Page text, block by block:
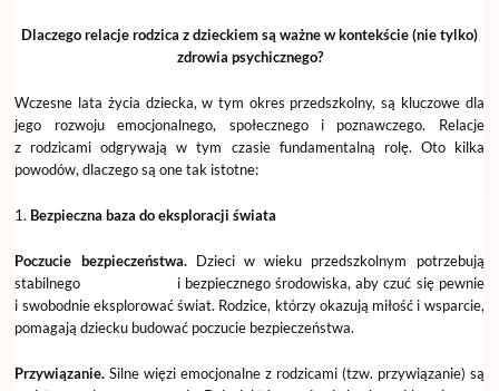
Dlaczego relacje rodzica z dzieckiem są ważne w kontekście (nie tylko)
zdrowia psychicznego?
Wczesne lata życia dziecka, w tym okres przedszkolny, są kluczowe dla
jego rozwoju emocjonalnego, społecznego i poznawczego. Relacje
z rodzicami odgrywają w tym czasie fundamentalną rolę. Oto kilka
powodów, dlaczego są one tak istotne:
1. Bezpieczna baza do eksploracji świata
Poczucie bezpieczeństwa.Dzieci w wieku przedszkolnym potrzebują
stabilnego i bezpiecznego środowiska, aby czuć się pewnie
i swobodnie eksplorować świat. Rodzice, którzy okazują miłość i wsparcie,
pomagają dziecku budować poczucie bezpieczeństwa.
Przywiązanie. Silne więzi emocjonalne z rodzicami (tzw. przywiązanie) są